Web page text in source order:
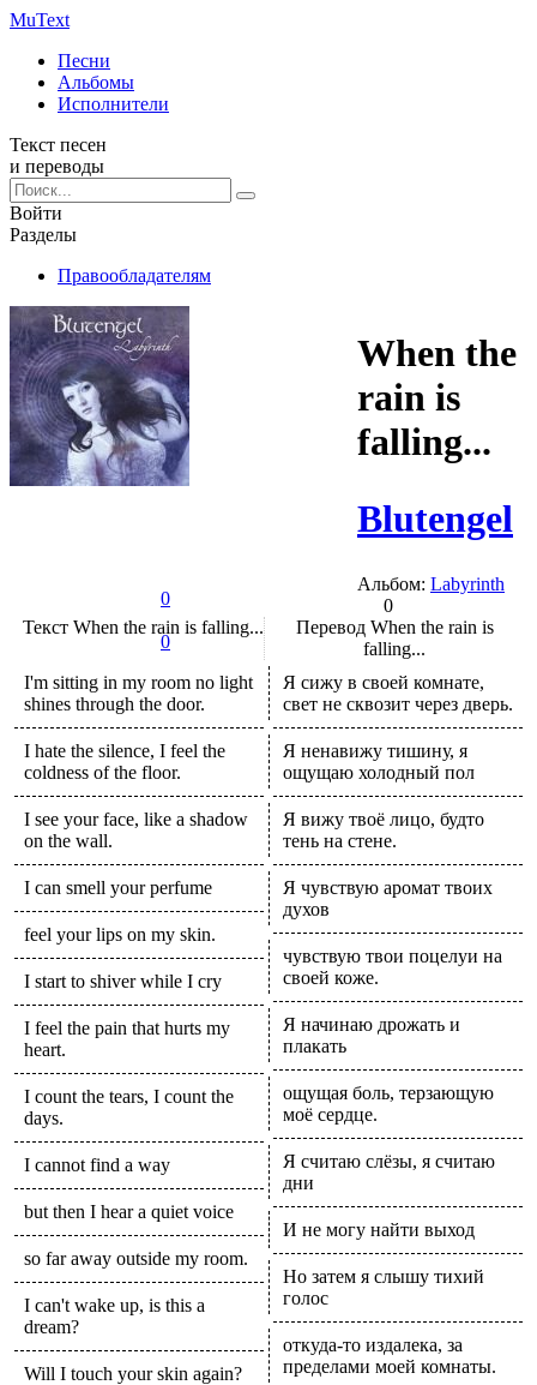
MuText
Песни
Альбомы
Исполнители
Текст песен
и переводы
Войти
Разделы
Правообладателям
0
0
When the
rain is
falling...
Blutengel
Альбом: Labyrinth
0
ТекстWhen the rain is falling... ПереводWhen the rain is
falling...
I'm sitting in my room no light
shines through the door.
I hate the silence, I feel the
coldness of the floor.
I see your face, like a shadow
on the wall.
I can smell your perfume
feel your lips on my skin.
I start to shiver while I cry
I feel the pain that hurts my
heart.
I count the tears, I count the
days.
I cannot find a way
but then I hear a quiet voice
so far away outside my room.
I can't wake up, is this a
dream?
Will I touch your skin again?
Я сижу в своей комнате,
свет не сквозит через дверь.
Я ненавижу тишину, я
ощущаю холодный пол
Я вижу твоё лицо, будто
тень на стене.
Я чувствую аромат твоих
духов
чувствую твои поцелуи на
своей коже.
Я начинаю дрожать и
плакать
ощущая боль, терзающую
моё сердце.
Я считаю слёзы, я считаю
дни
И не могу найти выход
Но затем я слышу тихий
голос
откуда-то издалека, за
пределами моей комнаты.